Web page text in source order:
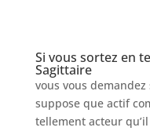
Si vous sortez en
Sagittaire
vous vous
suppose que actif
tellement acteur